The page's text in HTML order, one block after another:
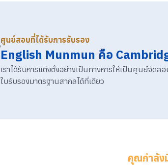
ศูนย์สอบที่ได้รับการรับรอง
English Munmun คือ
เราได้รับการแต่งตั้งอย่างเป็นทางการให้เป็นศูนย์จั
ใบรับรองมาตรฐานสากลได้ที่เดียว
คุณกำลัง